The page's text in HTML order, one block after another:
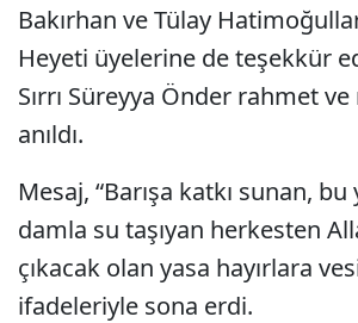
Bakırhan ve Tülay
Heyeti üyelerine de teşekkür
Sırrı Süreyya Önder rahmet
anıldı.
Mesaj, “Barışa katkı sunan, bu
damla su taşıyan herkesten
çıkacak olan yasa hayırlara
ifadeleriyle sona erdi.